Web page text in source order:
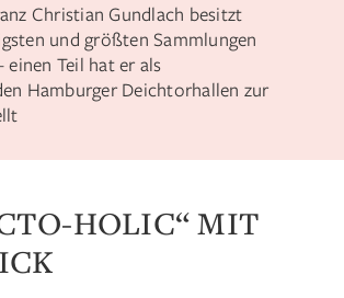
Christian Gundlach besitzt
und größten Sammlungen
Teil hat er als
Hamburger Deichtorhallen zur
HOLIC“ MIT